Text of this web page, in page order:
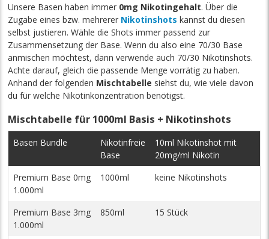
Unsere Basen haben immer 0mg Nikotingehalt. Über die
Zugabe eines bzw. mehrerer Nikotinshots kannst du diesen
selbst justieren. Wähle die Shots immer passend zur
Zusammensetzung der Base. Wenn du also eine 70/30 Base
anmischen möchtest, dann verwende auch 70/30 Nikotinshots.
Achte darauf, gleich die passende Menge vorrätig zu haben.
Anhand der folgenden Mischtabelle siehst du, wie viele davon
du für welche Nikotinkonzentration benötigst.
Mischtabelle für 1000ml Basis + Nikotinshots
Basen Bundle
Nikotinfreie
Base
10ml Nikotinshot mit
20mg/ml Nikotin
Premium Base 0mg
1.000ml
1000ml keine Nikotinshots
Premium Base 3mg
1.000ml
850ml 15 Stück